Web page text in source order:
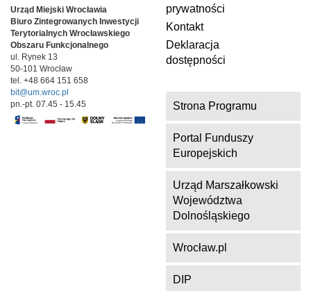
Urząd Miejski Wrocławia
Biuro Zintegrowanych Inwestycji
Terytorialnych Wrocławskiego
Obszaru Funkcjonalnego
ul. Rynek 13
50-101 Wrocław
tel. +48 664 151 658
bit@um.wroc.pl
pn.-pt. 07.45 - 15.45
prywatności
Kontakt
Deklaracja
dostępności
Strona Programu
Portal Funduszy
Europejskich
Urząd Marszałkowski
Województwa
Dolnośląskiego
Wrocław.pl
DIP